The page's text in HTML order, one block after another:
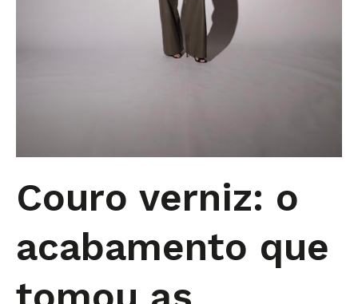
Couro verniz: o
acabamento que